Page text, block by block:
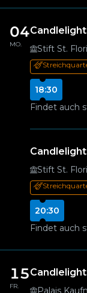
04
MO. Stift St.
18:30
Findet auch
Stift St.
20:30
Findet auch
15
FR. Palais